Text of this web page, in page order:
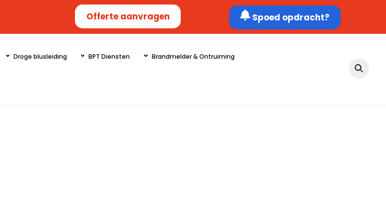
Offerte aanvragen Spoed opdracht?
Droge blusleiding BPT Diensten Brandmelder & Ontruiming